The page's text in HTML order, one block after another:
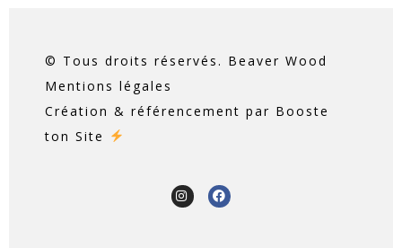
© Tous droits réservés. Beaver Wood
Mentions légales
Création & référencement par Booste
ton Site